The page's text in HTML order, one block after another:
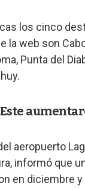
los cinco
la web son
Punta del
aeropuerto
informó que
en diciembre y